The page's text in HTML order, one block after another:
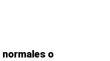
normales o